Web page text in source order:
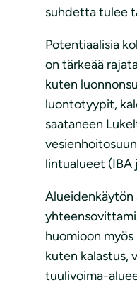
suhdetta tulee
Potentiaalisia
on tärkeää
kuten
luontotyypit,
saataneen
lintualueet (IBA
huomioon
kuten kalastus,
tuulivoima-